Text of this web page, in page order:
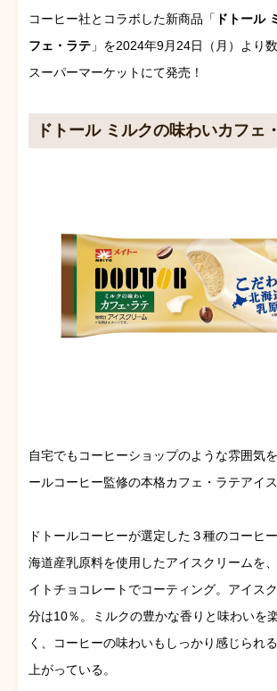
コーヒー社とコラボした新商品「 ドトール
フェ・ラテ 」を2024年9月24日（月）より
スーパーマーケットにて発売！
ドトール ミルクの味わいカフェ
自宅でもコーヒーショップのような雰囲気
ールコーヒー監修の本格カフェ・ラテアイス
ドトールコーヒーが選定した３種のコーヒ
海道産乳原料を使用したアイスクリームを
イトチョコレートでコーティング。アイス
分は10％。ミルクの豊かな香りと味わいを
く、コーヒーの味わいもしっかり感じられ
上がっている。